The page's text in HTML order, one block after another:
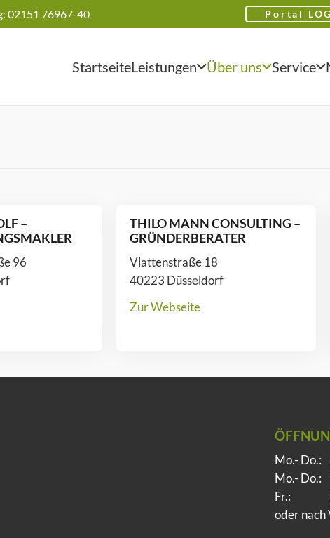
02151 76967-40 Portal
StartseiteLeistungen Über uns Service
–
96
THILO MANN CONSULTING –
GRÜNDERBERATER
Vlattenstraße 18
40223 Düsseldorf
Zur Webseite
Mo.- Do.:
Mo.- Do.:
Fr.:
oder nach